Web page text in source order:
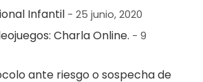
Infantil - 25 junio, 2020
Charla Online. - 9
ante riesgo o sospecha de